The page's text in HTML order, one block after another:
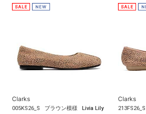
Clarks
005KS26_S ブラウン模様
Livia Lily
Clarks
213FS26_S